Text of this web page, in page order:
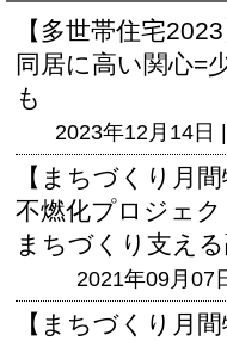
【多世帯住宅
同居に高い関心=
も
2023年12月14日 |
【まちづくり月
不燃化プロジェク
まちづくり支え
2021年09月07
【まちづくり月